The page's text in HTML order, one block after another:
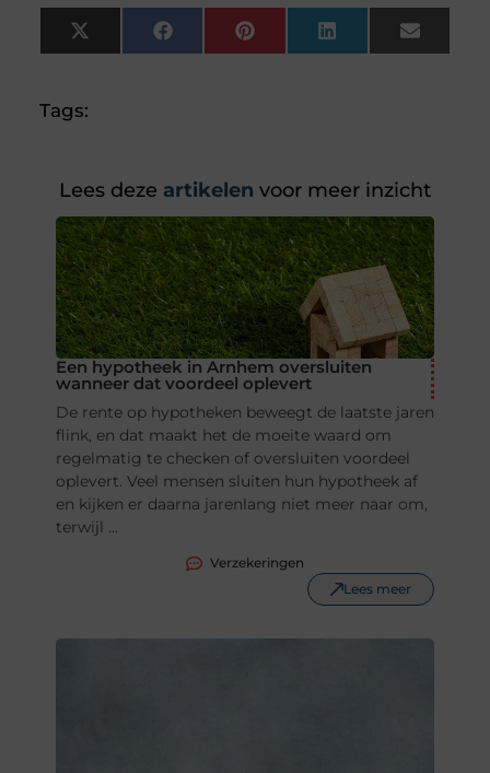
X
(Twitter)
FacebookPinterestLinkedInEmail
Tags:
Lees deze artikelen voor meer inzicht
Een hypotheek in Arnhem oversluiten
wanneer dat voordeel oplevert
De rente op hypotheken beweegt de laatste jaren
flink, en dat maakt het de moeite waard om
regelmatig te checken of oversluiten voordeel
oplevert. Veel mensen sluiten hun hypotheek af
en kijken er daarna jarenlang niet meer naar om,
terwijl ...
Verzekeringen
Lees meer